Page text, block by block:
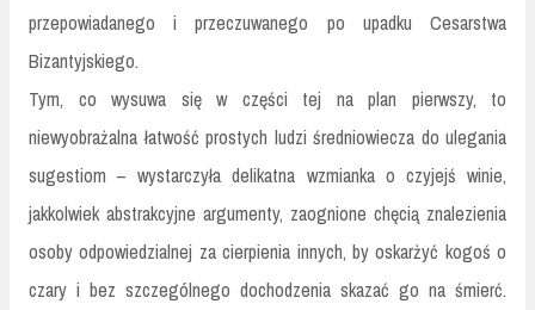
przepowiadanego i przeczuwanego po upadku Cesarstwa
Bizantyjskiego.
Tym, co wysuwa się w części tej na plan pierwszy, to
niewyobrażalna łatwość prostych ludzi średniowiecza do ulegania
sugestiom – wystarczyła delikatna wzmianka o czyjejś winie,
jakkolwiek abstrakcyjne argumenty, zaognione chęcią znalezienia
osoby odpowiedzialnej za cierpienia innych, by oskarżyć kogoś o
czary i bez szczególnego dochodzenia skazać go na śmierć.